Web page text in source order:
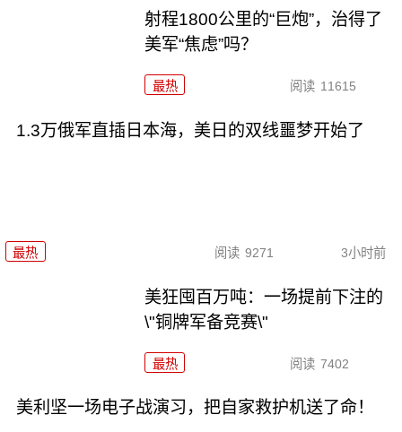
射程1800公里的“巨炮”，治得了
美军“焦虑”吗？
最热 阅读 11615
1.3万俄军直插日本海，美日的双线噩梦开始了
最热 阅读 9271 3小时前
美狂囤百万吨：一场提前下注的
\"铜牌军备竞赛\"
最热 阅读 7402
美利坚一场电子战演习，把自家救护机送了命！